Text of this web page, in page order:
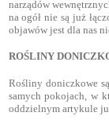
narządów
na ogół nie są już
objawów jest dla nas
ROŚLINY
Rośliny doniczkowe
samych pokojach, w
oddzielnym artykule